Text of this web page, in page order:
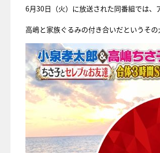
6月30日（火）に放送された同番組では、
高嶋と家族ぐるみの付き合いだというそ